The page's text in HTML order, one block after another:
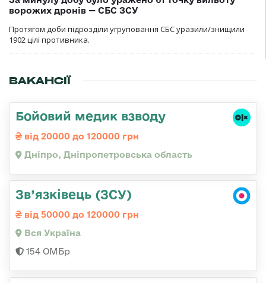
ворожих дронів — СБС ЗСУ
Протягом доби підрозділи угруповання СБС уразили/знищили
1902 цілі противника.
ВАКАНСІЇ
Бойовий медик взводу
від 20000 до 120000 грн
Дніпро, Дніпропетровська область
Зв’язківець (ЗСУ)
від 50000 до 120000 грн
Вся Україна
154 ОМБр